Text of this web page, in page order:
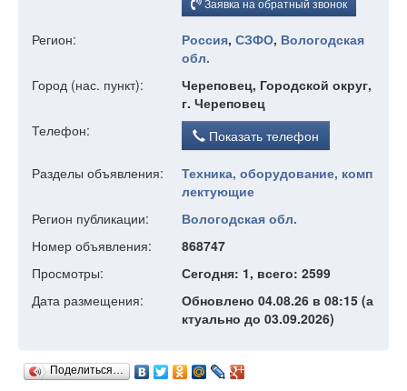
Заявка на обратный звонок
Регион: Россия, СЗФО, Вологодская
обл.
Город (нас. пункт):
Череповец, Городской округ,
г. Череповец
Телефон:
Показать телефон
Разделы объявления:
Техника, оборудование, комп
лектующие
Регион публикации:
Вологодская обл.
Номер объявления:
868747
Просмотры:
Сегодня: 1, всего: 2599
Дата размещения:
Обновлено 04.08.26 в 08:15 (а
ктуально до 03.09.2026)
Поделиться…